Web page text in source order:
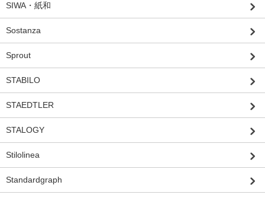
SIWA・紙和
Sostanza
Sprout
STABILO
STAEDTLER
STALOGY
Stilolinea
Standardgraph